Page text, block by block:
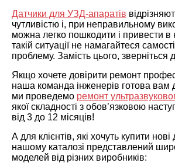
Датчики для УЗД-апаратів
чутливістю і, при неправильному
можна легко пошкодити і привести в
такій ситуації не намагайтеся
проблему. Замість цього, зверніться
Якщо хочете довірити ремонт
наша команда інженерів готова вам
ми проведемо ремонт
якої складності з обов’язковою
від 3 до 12 місяців!
А для клієнтів, які хочуть купити нові
нашому каталозі представлений
моделей від різних виробників: